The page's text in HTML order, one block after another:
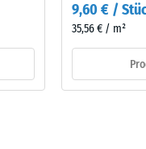
9,60 € /
35,56 € / m²